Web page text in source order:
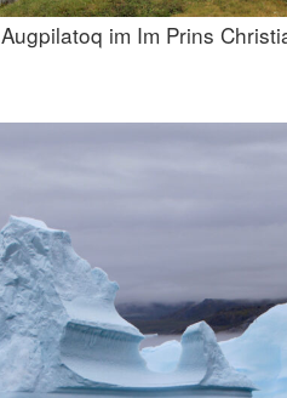
Augpilatoq im Im Prins